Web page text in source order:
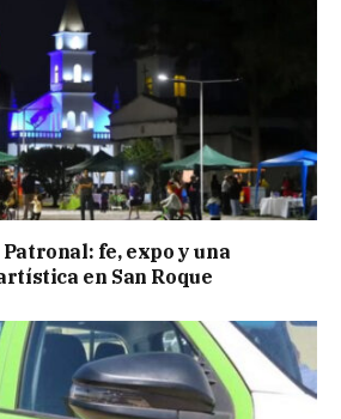
fe, expo y una
en San Roque